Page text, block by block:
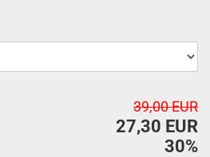
39,00 EUR
27,30 EUR
30%